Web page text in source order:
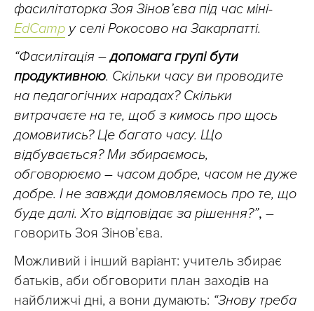
фасилітаторка Зоя Зінов’єва під час міні-
EdCamp у селі Рокосово на Закарпатті.
“Фасилітація –допомага групі бути
продуктивною. Скільки часу ви проводите
на педагогічних нарадах? Скільки
витрачаєте на те, щоб з кимось про щось
домовитись? Це багато часу. Що
відбувається? Ми збираємось,
обговорюємо – часом добре, часом не дуже
добре. І не завжди домовляємось про те, що
буде далі. Хто відповідає за рішення?”, –
говорить Зоя Зінов’єва.
Можливий і інший варіант: учитель збирає
батьків, аби обговорити план заходів на
найближчі дні, а вони думають: “Знову треба